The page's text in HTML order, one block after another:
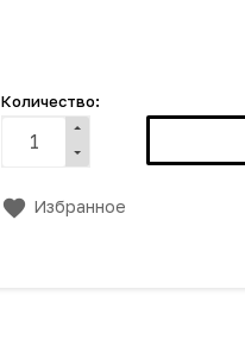
Количество:
Избранное